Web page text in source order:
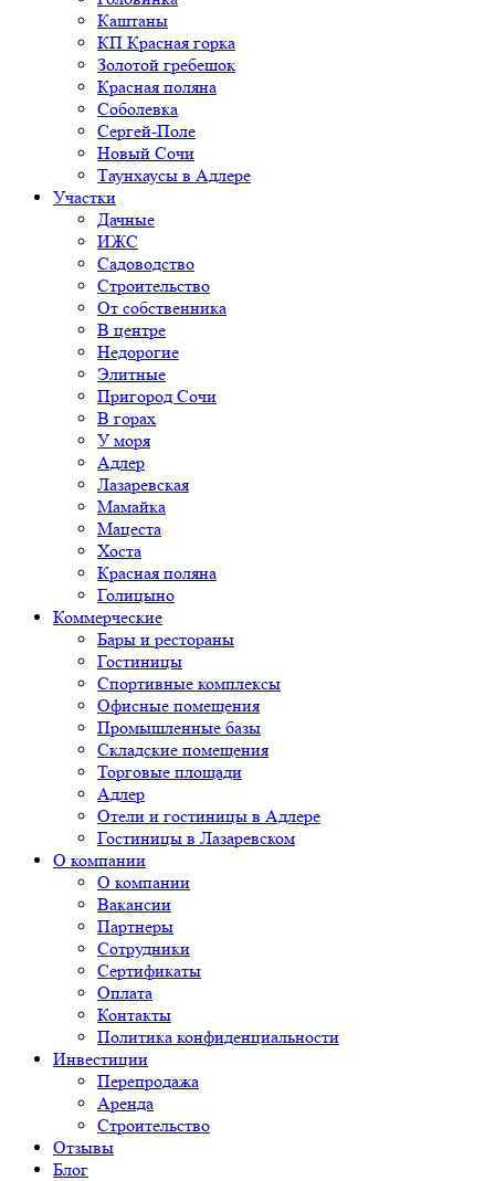
Каштаны
КП Красная горка
Золотой гребешок
Красная поляна
Соболевка
Сергей-Поле
Новый Сочи
Таунхаусы в Адлере
Участки
Дачные
ИЖС
Садоводство
Строительство
От собственника
В центре
Недорогие
Элитные
Пригород Сочи
В горах
У моря
Адлер
Лазаревская
Мамайка
Мацеста
Хоста
Красная поляна
Голицыно
Коммерческие
Бары и рестораны
Гостиницы
Спортивные комплексы
Офисные помещения
Промышленные базы
Складские помещения
Торговые площади
Адлер
Отели и гостиницы в Адлере
Гостиницы в Лазаревском
О компании
О компании
Вакансии
Партнеры
Сотрудники
Сертификаты
Оплата
Контакты
Политика конфиденциальности
Инвестиции
Перепродажа
Аренда
Строительство
Отзывы
Блог